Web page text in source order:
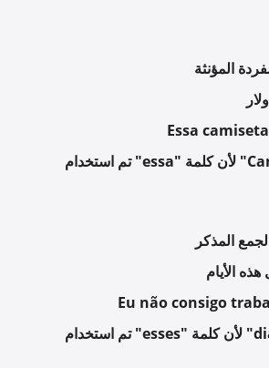
المؤنثة
Essa
الأيام
Eu não consigo